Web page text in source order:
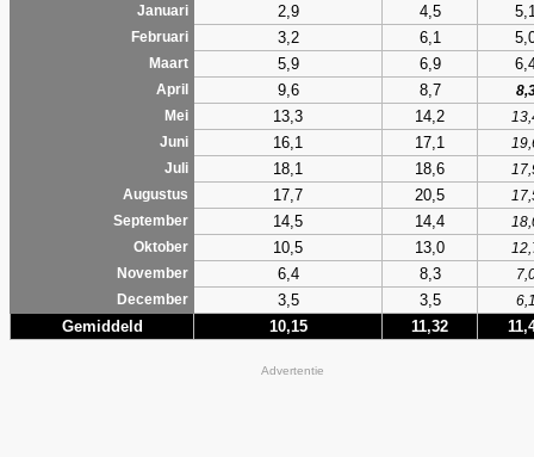
Januari
2,9 4,5
Februari 3,2 6,1
Maart 5,9 6,9
April 9,6 8,7
Mei
13,3 14,2
Juni
16,1 17,1
Juli
18,1 18,6
Augustus
17,7 20,5
September
14,5 14,4
Oktober
10,5 13,0
November
6,4 8,3
December
3,5 3,5
Gemiddeld 10,15 11,32
Advertentie